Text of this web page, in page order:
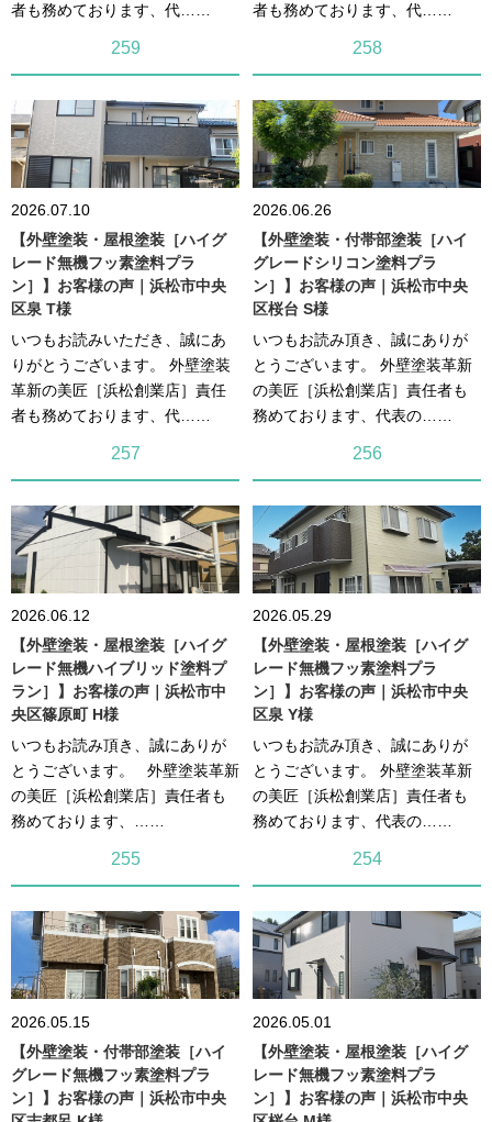
者も務めております、代……
者も務めております、代……
259
2026.07.10
【外壁塗装・屋根塗装［ハイグ
レード無機フッ素塗料プラ
ン］】お客様の声｜浜松市中央
区泉 T様
いつもお読みいただき、誠にあ
りがとうございます。 外壁塗装
革新の美匠［浜松創業店］責任
者も務めております、代……
258
2026.06.26
【外壁塗装・付帯部塗装［ハイ
グレードシリコン塗料プラ
ン］】お客様の声｜浜松市中央
区桜台 S様
いつもお読み頂き、誠にありが
とうございます。 外壁塗装革新
の美匠［浜松創業店］責任者も
務めております、代表の……
257
2026.06.12
【外壁塗装・屋根塗装［ハイグ
レード無機ハイブリッド塗料プ
ラン］】お客様の声｜浜松市中
央区篠原町 H様
いつもお読み頂き、誠にありが
とうございます。 外壁塗装革新
の美匠［浜松創業店］責任者も
務めております、……
256
2026.05.29
【外壁塗装・屋根塗装［ハイグ
レード無機フッ素塗料プラ
ン］】お客様の声｜浜松市中央
区泉 Y様
いつもお読み頂き、誠にありが
とうございます。 外壁塗装革新
の美匠［浜松創業店］責任者も
務めております、代表の……
255
2026.05.15
【外壁塗装・付帯部塗装［ハイ
グレード無機フッ素塗料プラ
ン］】お客様の声｜浜松市中央
254
2026.05.01
【外壁塗装・屋根塗装［ハイグ
レード無機フッ素塗料プラ
ン］】お客様の声｜浜松市中央